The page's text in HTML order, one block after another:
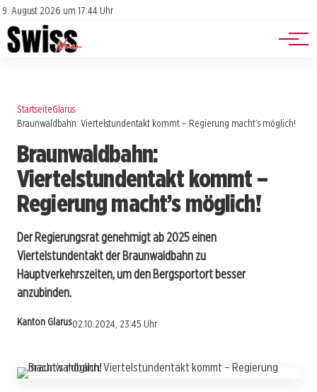
9. August 2026 um 17:44 Uhr
Impressum
Datenschutz
Jobs
Events
StartseiteGlarus
Braunwaldbahn: Viertelstundentakt kommt – Regierung macht’s möglich!
Braunwaldbahn:
Viertelstundentakt kommt –
Regierung macht’s möglich!
Der Regierungsrat genehmigt ab 2025 einen
Viertelstundentakt der Braunwaldbahn zu
Hauptverkehrszeiten, um den Bergsportort besser
anzubinden.
Kanton Glarus02.10.2024, 23:45 Uhr